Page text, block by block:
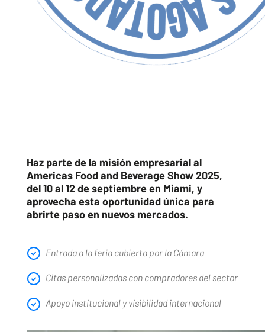
Haz parte de la misión empresarial al
Americas Food and Beverage Show 2025,
del 10 al 12 de septiembre en Miami, y
aprovecha esta oportunidad única para
abrirte paso en nuevos mercados.
Entrada a la feria cubierta por la Cámara
Citas personalizadas con compradores del sector
Apoyo institucional y visibilidad internacional